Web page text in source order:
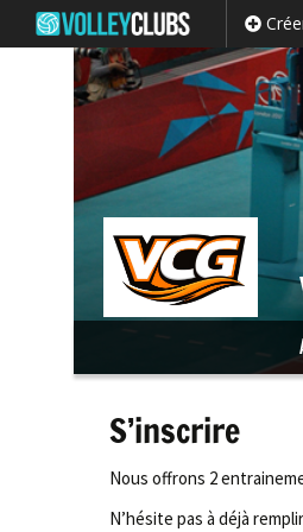
S’inscrire
Nous offrons 2
N’hésite pas à déjà